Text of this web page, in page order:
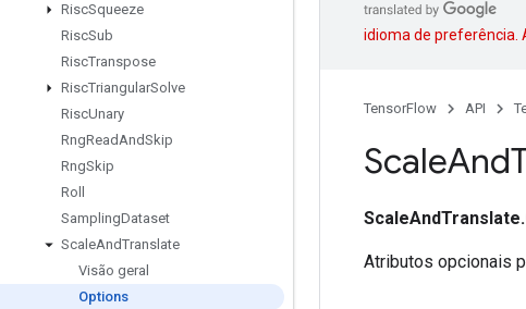
RiscSqueeze
RiscSub
RiscTranspose
RiscTriangularSolve
RiscUnary
RngReadAndSkip
RngSkip
Roll
SamplingDataset
ScaleAndTranslate
Visão geral
Options
idioma de preferência.
TensorFlow API
ScaleAnd
Atributos opcionais